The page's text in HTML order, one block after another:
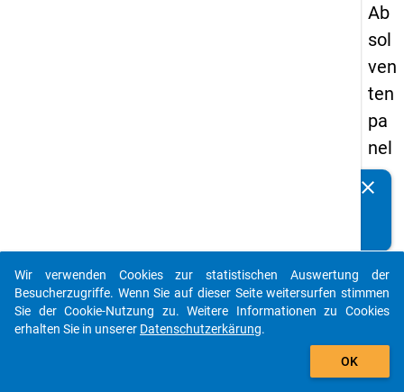
Ab
sol
ven
ten
pa
nel
s
-
ers
te
clear
auto_stories
add_shopping_cart
Wir verwenden Cookies zur statistischen Auswertung der
Besucherzugriffe. Wenn Sie auf dieser Seite weitersurfen stimmen
Sie der Cookie-Nutzung zu. Weitere Informationen zu Cookies
erhalten Sie in unserer Datenschutzerkärung.
OK